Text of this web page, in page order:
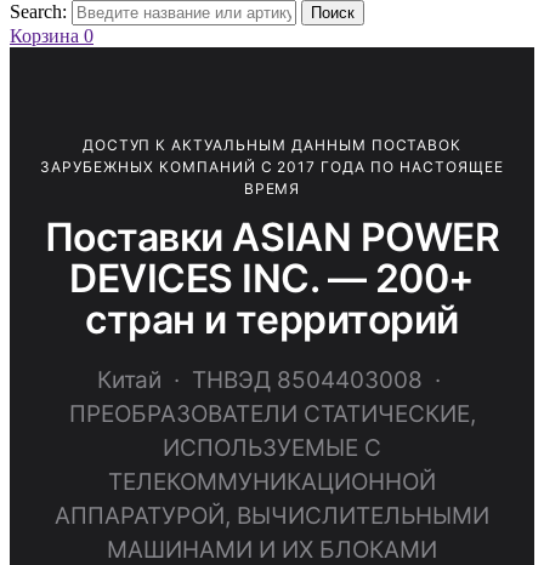
Search:
Поиск
Корзина 0
ДОСТУП К АКТУАЛЬНЫМ ДАННЫМ ПОСТАВОК
ЗАРУБЕЖНЫХ КОМПАНИЙ С 2017 ГОДА ПО НАСТОЯЩЕЕ
ВРЕМЯ
Поставки ASIAN POWER
DEVICES INC. — 200+
стран и территорий
Китай · ТНВЭД 8504403008 ·
ПРЕОБРАЗОВАТЕЛИ СТАТИЧЕСКИЕ,
ИСПОЛЬЗУЕМЫЕ С
ТЕЛЕКОММУНИКАЦИОННОЙ
АППАРАТУРОЙ, ВЫЧИСЛИТЕЛЬНЫМИ
МАШИНАМИ И ИХ БЛОКАМИ